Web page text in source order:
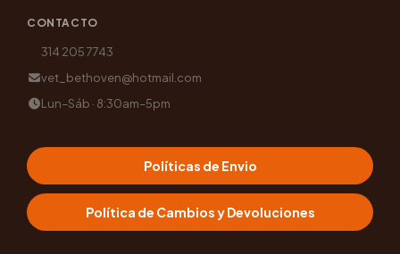
CONTACTO
314 205 7743
vet_bethoven@hotmail.com
Lun–Sáb · 8:30am–5pm
Políticas de Envio
Política de Cambios y Devoluciones